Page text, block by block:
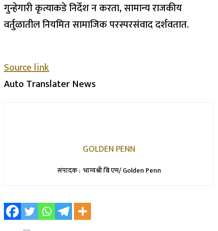
गुन्हेगारी कृत्याकडे निर्देश न करता, सामान्य राजकीय
वर्तुळातील नियमित सामाजिक परस्परसंवाद दर्शवतात.
Source link
Auto Translater News
GOLDEN PENN
संपादक : भाग्यश्री बि एम/ Golden Penn